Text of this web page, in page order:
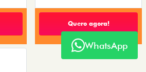
Quero agora!
WhatsApp